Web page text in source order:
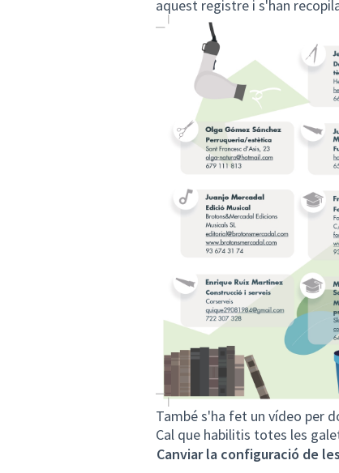
aquest registre i s'han
També s'ha fet un vídeo per
Cal que habilitis totes les
Canviar la configuració de